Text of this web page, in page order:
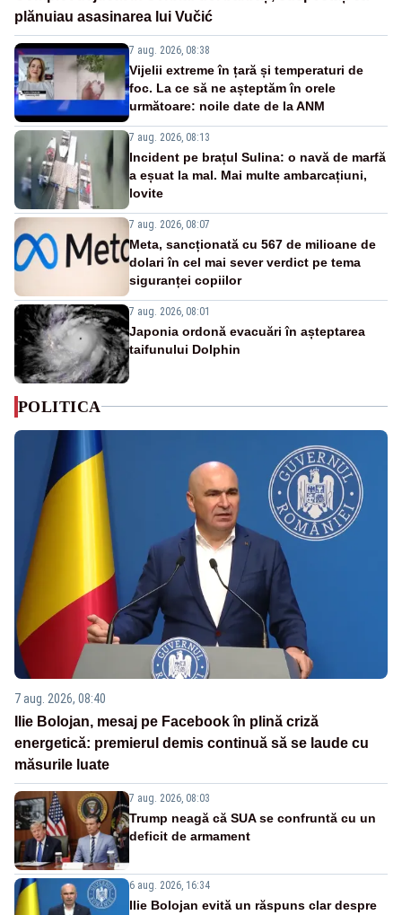
plănuiau asasinarea lui Vučić
7 aug. 2026, 08:38
Vijelii extreme în țară și temperaturi de
foc. La ce să ne așteptăm în orele
următoare: noile date de la ANM
7 aug. 2026, 08:13
Incident pe brațul Sulina: o navă de marfă
a eșuat la mal. Mai multe ambarcațiuni,
lovite
7 aug. 2026, 08:07
Meta, sancționată cu 567 de milioane de
dolari în cel mai sever verdict pe tema
siguranței copiilor
7 aug. 2026, 08:01
Japonia ordonă evacuări în așteptarea
taifunului Dolphin
POLITICA
7 aug. 2026, 08:40
Ilie Bolojan, mesaj pe Facebook în plină criză
energetică: premierul demis continuă să se laude cu
măsurile luate
7 aug. 2026, 08:03
Trump neagă că SUA se confruntă cu un
deficit de armament
6 aug. 2026, 16:34
Ilie Bolojan evită un răspuns clar despre